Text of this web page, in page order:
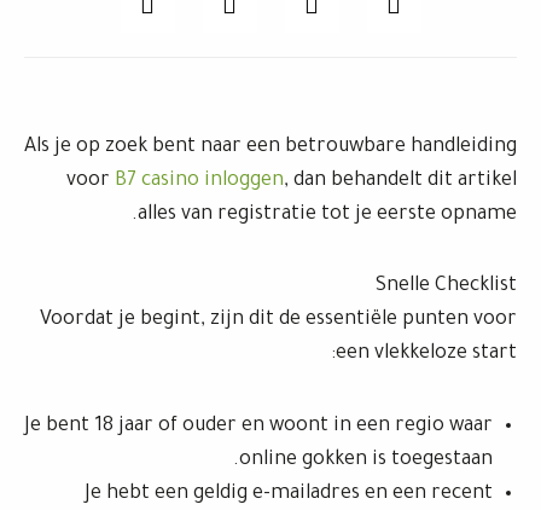
Als je op zoek bent naar een betrouwbare handleiding
voorB7 casino inloggen, dan behandelt dit artikel
alles van registratie tot je eerste opname.
Snelle Checklist
Voordat je begint, zijn dit de essentiële punten voor
een vlekkeloze start:
Je bent 18 jaar of ouder en woont in een regio waar
online gokken is toegestaan.
Je hebt een geldig e-mailadres en een recent